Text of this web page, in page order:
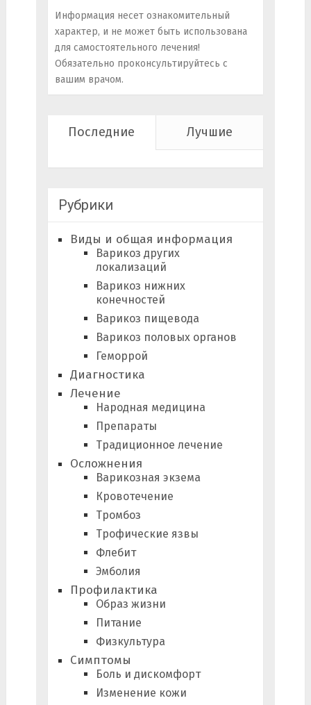
Информация несет ознакомительный
характер, и не может быть использована
для самостоятельного лечения!
Обязательно проконсультируйтесь с
вашим врачом.
Последние Лучшие
Рубрики
Виды и общая информация
Варикоз других
локализаций
Варикоз нижних
конечностей
Варикоз пищевода
Варикоз половых органов
Геморрой
Диагностика
Лечение
Народная медицина
Препараты
Традиционное лечение
Осложнения
Варикозная экзема
Кровотечение
Тромбоз
Трофические язвы
Флебит
Эмболия
Профилактика
Образ жизни
Питание
Физкультура
Симптомы
Боль и дискомфорт
Изменение кожи